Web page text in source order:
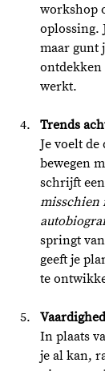
workshop
oplossing.
maar gunt
ontdekken
werkt.
Trends
Je voelt de
bewegen
schrijft
misschien
springt
geeft je
te
In plaats
je al kan,